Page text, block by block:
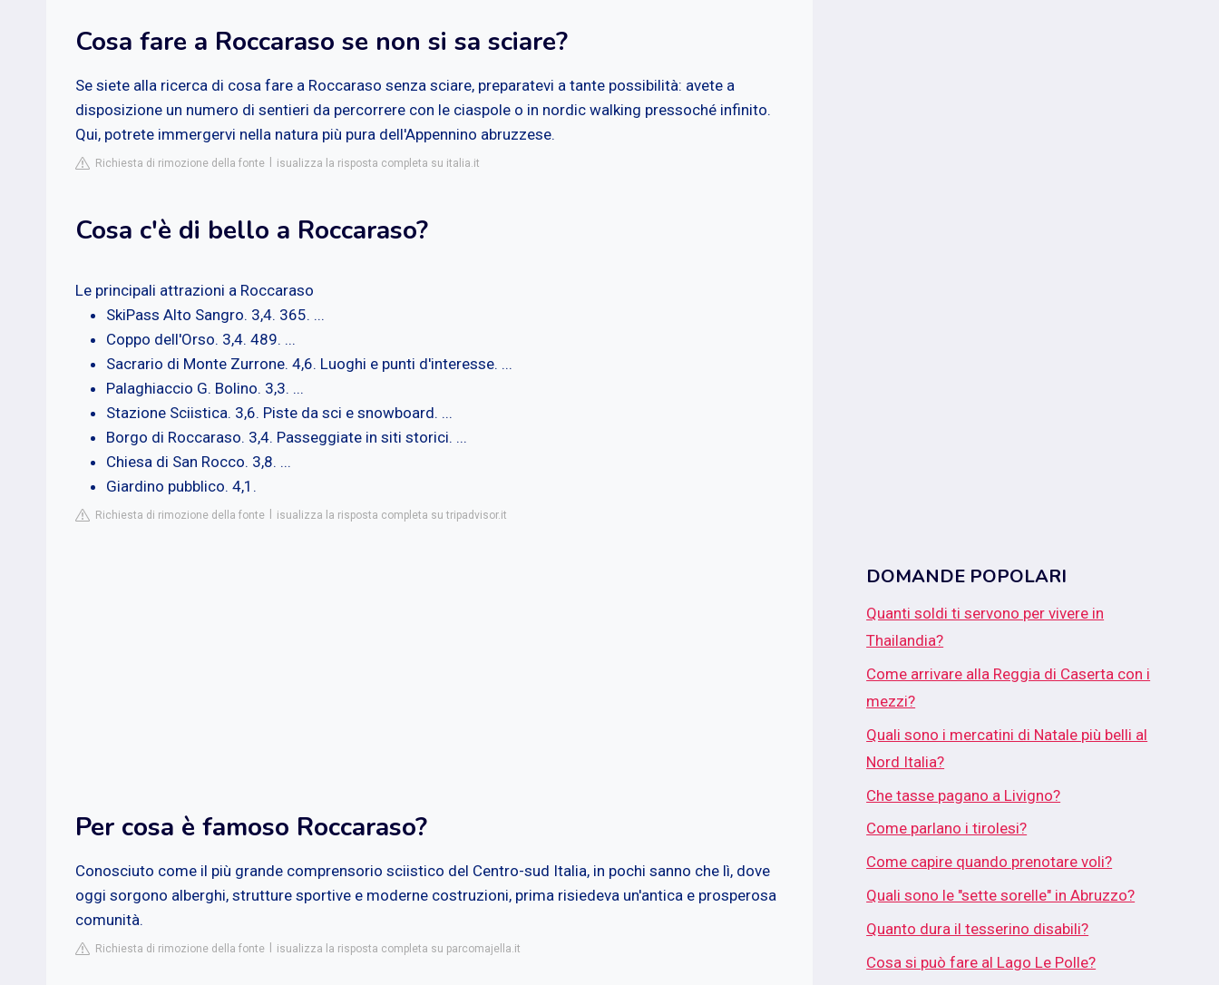
Cosa fare a Roccaraso se non si sa sciare?
Se siete alla ricerca di cosa fare a Roccaraso senza sciare, preparatevi a tante possibilità: avete a
disposizione un numero di sentieri da percorrere con le ciaspole o in nordic walking pressoché infinito.
Qui, potrete immergervi nella natura più pura dell'Appennino abruzzese.
Richiesta di rimozione della fonte isualizza la risposta completa su italia.it
Cosa c'è di bello a Roccaraso?
Le principali attrazioni a Roccaraso
SkiPass Alto Sangro. 3,4. 365. ...
Coppo dell'Orso. 3,4. 489. ...
Sacrario di Monte Zurrone. 4,6. Luoghi e punti d'interesse. ...
Palaghiaccio G. Bolino. 3,3. ...
Stazione Sciistica. 3,6. Piste da sci e snowboard. ...
Borgo di Roccaraso. 3,4. Passeggiate in siti storici. ...
Chiesa di San Rocco. 3,8. ...
Giardino pubblico. 4,1.
Richiesta di rimozione della fonte isualizza la risposta completa su tripadvisor.it
Per cosa è famoso Roccaraso?
Conosciuto come il più grande comprensorio sciistico del Centro-sud Italia, in pochi sanno che lì, dove
oggi sorgono alberghi, strutture sportive e moderne costruzioni, prima risiedeva un'antica e prosperosa
comunità.
Richiesta di rimozione della fonte isualizza la risposta completa su parcomajella.it
DOMANDE POPOLARI
Quanti soldi ti servono per vivere in
Thailandia?
Come arrivare alla Reggia di Caserta con i
mezzi?
Quali sono i mercatini di Natale più belli al
Nord Italia?
Che tasse pagano a Livigno?
Come parlano i tirolesi?
Come capire quando prenotare voli?
Quali sono le "sette sorelle" in Abruzzo?
Quanto dura il tesserino disabili?
Cosa si può fare al Lago Le Polle?